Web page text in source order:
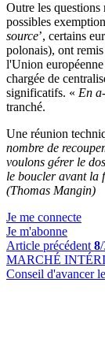
Outre les questions
possibles
source’, certains
polonais), ont
l'Union
chargée de
significatifs. « En
tranché.
Une réunion
nombre de
voulons gérer le
le boucler avant la
(Thomas Mangin)
Je me connecte
Je m'abonne
Article précédent 8
MARCHÉ
Conseil d'avancer